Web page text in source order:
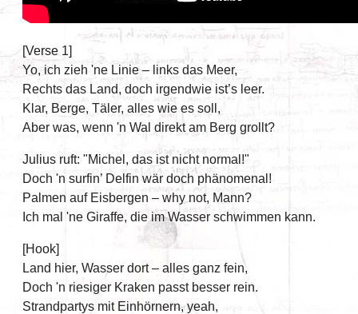
[Verse 1]
Yo, ich zieh 'ne Linie – links das Meer,
Rechts das Land, doch irgendwie ist’s leer.
Klar, Berge, Täler, alles wie es soll,
Aber was, wenn 'n Wal direkt am Berg grollt?
Julius ruft: "Michel, das ist nicht normal!"
Doch 'n surfin’ Delfin wär doch phänomenal!
Palmen auf Eisbergen – why not, Mann?
Ich mal 'ne Giraffe, die im Wasser schwimmen kann.
[Hook]
Land hier, Wasser dort – alles ganz fein,
Doch 'n riesiger Kraken passt besser rein.
Strandpartys mit Einhörnern, yeah,